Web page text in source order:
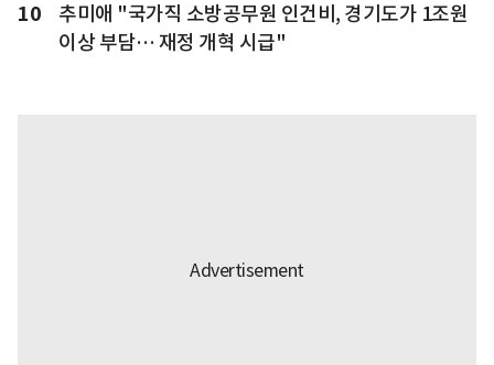
10
추미애 "국가직 소방공무원 인건비, 경기도가 1조원
이상 부담… 재정 개혁 시급"